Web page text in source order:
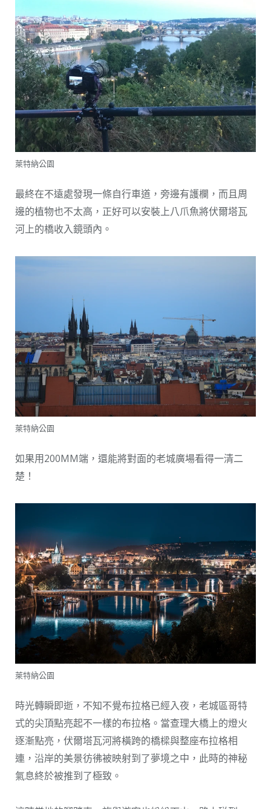
萊特納公園
最終在不遠處發現一條自行車道，旁邊有護欄，而且周
邊的植物也不太高，正好可以安裝上八爪魚將伏爾塔瓦
河上的橋收入鏡頭內。
萊特納公園
如果用200MM端，還能將對面的老城廣場看得一清二
楚！
萊特納公園
時光轉瞬即逝，不知不覺布拉格已經入夜，老城區哥特
式的尖頂點亮起不一樣的布拉格。當查理大橋上的燈火
逐漸點亮，伏爾塔瓦河將橫跨的橋樑與整座布拉格相
連，沿岸的美景彷彿被映射到了夢境之中，此時的神秘
氣息終於被推到了極致。